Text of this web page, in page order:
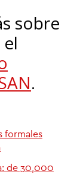
sobre
.
formales
de 30,000